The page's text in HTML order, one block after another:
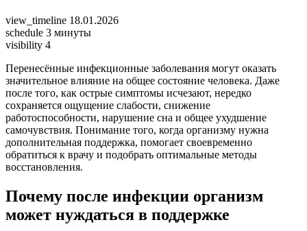
view_timeline 18.01.2026
schedule 3 минуты
visibility 4
Перенесённые инфекционные заболевания могут оказать
значительное влияние на общее состояние человека. Даже
после того, как острые симптомы исчезают, нередко
сохраняется ощущение слабости, снижение
работоспособности, нарушение сна и общее ухудшение
самочувствия. Понимание того, когда организму нужна
дополнительная поддержка, помогает своевременно
обратиться к врачу и подобрать оптимальные методы
восстановления.
Почему после инфекции организм
может нуждаться в поддержке